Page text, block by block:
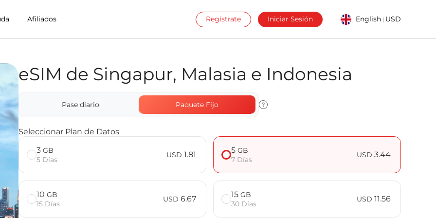
Afiliados Regístrate Iniciar Sesión English | USD
Malaysia
e Indonesia de Billion Connect
eSIM de Singapur, Malasia e Indonesia
Pase diario Paquete Fijo
Seleccionar Plan de Datos
3 GB
5 Días
USD 1.81 5 GB
7 Días
USD 3.44
10 GB
15 Días
USD 6.67 15 GB
30 Días
USD 11.56